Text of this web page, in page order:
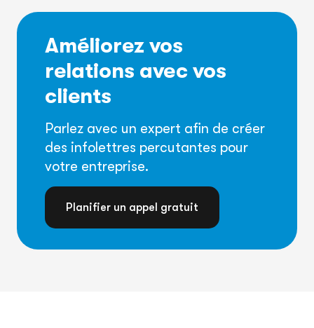
Améliorez vos
relations avec vos
clients
Parlez avec un expert afin de créer
des infolettres percutantes pour
votre entreprise.
Planifier un appel gratuit